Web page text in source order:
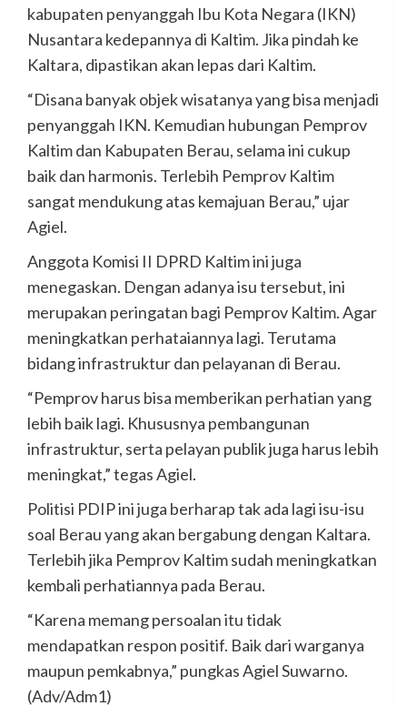
kabupaten penyanggah Ibu Kota Negara (IKN)
Nusantara kedepannya di Kaltim. Jika pindah ke
Kaltara, dipastikan akan lepas dari Kaltim.
“Disana banyak objek wisatanya yang bisa menjadi
penyanggah IKN. Kemudian hubungan Pemprov
Kaltim dan Kabupaten Berau, selama ini cukup
baik dan harmonis. Terlebih Pemprov Kaltim
sangat mendukung atas kemajuan Berau,” ujar
Agiel.
Anggota Komisi II DPRD Kaltim ini juga
menegaskan. Dengan adanya isu tersebut, ini
merupakan peringatan bagi Pemprov Kaltim. Agar
meningkatkan perhataiannya lagi. Terutama
bidang infrastruktur dan pelayanan di Berau.
“Pemprov harus bisa memberikan perhatian yang
lebih baik lagi. Khususnya pembangunan
infrastruktur, serta pelayan publik juga harus lebih
meningkat,” tegas Agiel.
Politisi PDIP ini juga berharap tak ada lagi isu-isu
soal Berau yang akan bergabung dengan Kaltara.
Terlebih jika Pemprov Kaltim sudah meningkatkan
kembali perhatiannya pada Berau.
“Karena memang persoalan itu tidak
mendapatkan respon positif. Baik dari warganya
maupun pemkabnya,” pungkas Agiel Suwarno.
(Adv/Adm1)